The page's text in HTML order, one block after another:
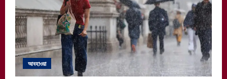
আবহাওয়া